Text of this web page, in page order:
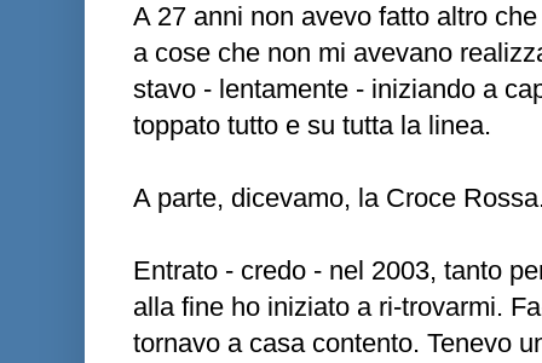
A 27 anni non avevo fatto altro
a cose che non mi avevano
stavo - lentamente - iniziando a
toppato tutto e su tutta la linea.
A parte, dicevamo, la Croce
Entrato - credo - nel 2003, tanto
alla fine ho iniziato a ri-trovarmi.
tornavo a casa contento. Tenevo